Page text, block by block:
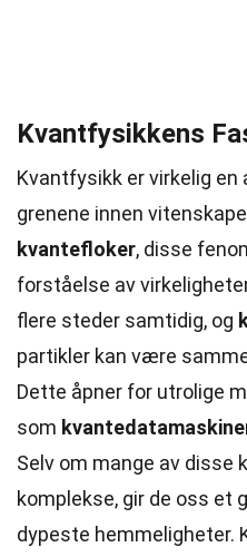
Kvantfysikkens
Kvantfysikk er virkelig en
grenene innen
kvantefloker, disse
forståelse av
flere steder samtidig, og
partikler kan være
Dette åpner for utrolige
som
Selv om mange av disse
komplekse, gir de oss et
dypeste hemmeligheter.